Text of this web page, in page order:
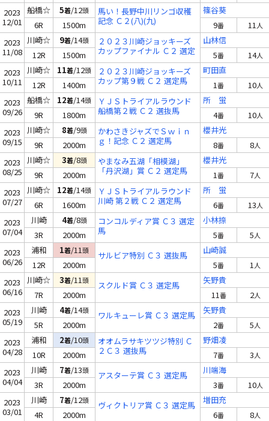
2023
12/01
船橋☆ 5着/12頭
馬い！長野中川リンゴ収穫
記念 Ｃ２(八)(九)
篠谷葵
6R
1500m 9番 11人
2023
11/08
川崎☆ 9着/14頭
２０２３川崎ジョッキーズ
カップファイナル Ｃ２ 選定
馬
山林信
12R
1500m 5番 14人
2023
10/11
川崎☆ 11着/12頭
２０２３川崎ジョッキーズ
カップ第９戦 Ｃ２ 選定馬
町田直
12R
1400m 1番 10人
2023
09/26
船橋☆ 12着/14頭
ＹＪＳトライアルラウンド
船橋第２戦 Ｃ２ 選抜馬
所 蛍
9R
1800m 4番 10人
2023
09/15
川崎☆ 8着/9頭
かわさきジャズでＳｗｉｎ
ｇ！記念 Ｃ２ 選定馬
櫻井光
9R
2000m 8番 8人
2023
08/25
川崎☆ 3着/8頭
やまなみ五湖「相模湖」
「丹沢湖」賞 Ｃ２ 選定馬
櫻井光
9R
2000m 1番 7人
2023
07/27
川崎☆ 12着/14頭
ＹＪＳトライアルラウンド
川崎 第２戦 Ｃ２ 選定馬
所 蛍
6R
1600m 6番 13人
2023
07/04
川崎 4着/8頭
コンコルディア賞 Ｃ３ 選定
馬
小林捺
3R
2000m 5番 5人
2023
06/26
浦和 1着/11頭 サルビア特別 Ｃ３ 選抜馬
山崎誠
12R
2000m 5番 1人
2023
06/16
川崎☆ 3着/11頭 スクルド賞 Ｃ３ 選定馬
矢野貴
7R
2000m 11番 2人
2023
05/19
川崎 4着/14頭 ワルキューレ賞 Ｃ３ 選定馬
矢野貴
5R
2000m 2番 5人
2023
04/28
浦和 2着/10頭
オオムラサキツツジ特別 Ｃ
２Ｃ３ 選抜馬
野畑凌
10R
2000m 7番 3人
2023
04/04
川崎 7着/13頭 アスターテ賞 Ｃ３ 選定馬
川端海
3R
2000m 3番 10人
2023
03/01
川崎 7着/12頭 ヴィクトリア賞 Ｃ３ 選定馬
増田充
4R
2000m 6番 8人